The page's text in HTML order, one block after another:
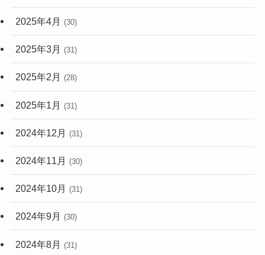
2025年4月 (30)
2025年3月 (31)
2025年2月 (28)
2025年1月 (31)
2024年12月 (31)
2024年11月 (30)
2024年10月 (31)
2024年9月 (30)
2024年8月 (31)